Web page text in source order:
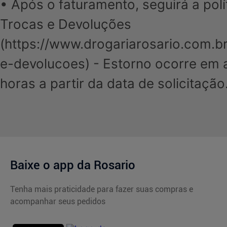
• Após o faturamento, seguirá a
Trocas e Devoluções
(https://
e-devolucoes) - Estorno ocorre em
horas a partir da data de
Baixe o app da Rosario
Tenha mais praticidade para fazer suas compras e
acompanhar seus pedidos